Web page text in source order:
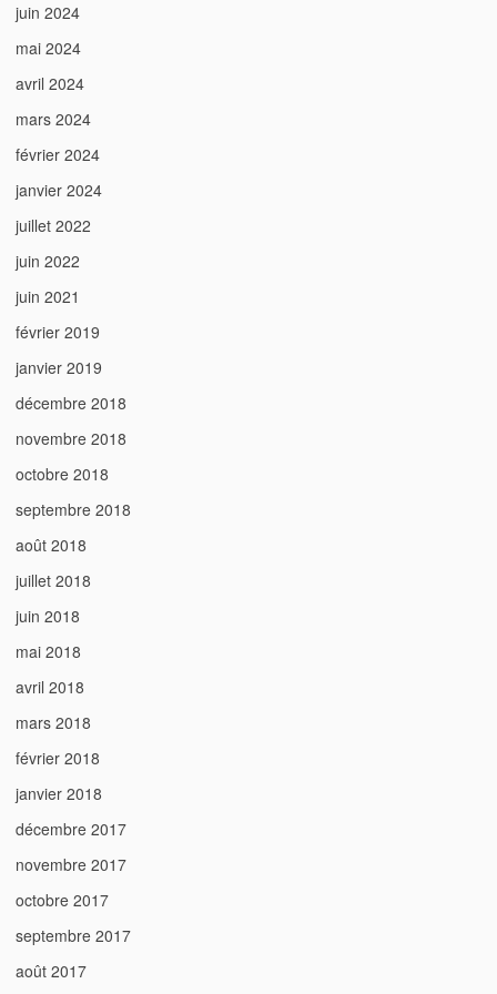
juin 2024
mai 2024
avril 2024
mars 2024
février 2024
janvier 2024
juillet 2022
juin 2022
juin 2021
février 2019
janvier 2019
décembre 2018
novembre 2018
octobre 2018
septembre 2018
août 2018
juillet 2018
juin 2018
mai 2018
avril 2018
mars 2018
février 2018
janvier 2018
décembre 2017
novembre 2017
octobre 2017
septembre 2017
août 2017